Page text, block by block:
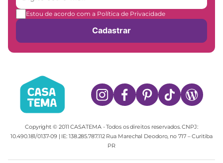
Estou de acordo com a Política de Privacidade
Cadastrar
Copyright © 2011 CASATEMA - Todos os direitos reservados. CNPJ:
10.490.181/0137-09 | IE: 138.285.787.112 Rua Marechal Deodoro, no 717 – Curitiba
PR